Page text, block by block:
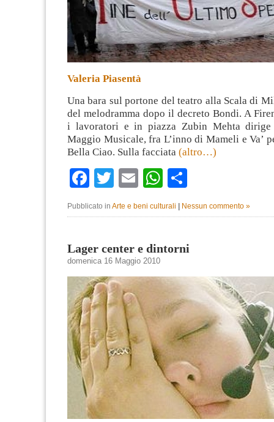
Valeria Piasentà
Una bara sul portone del teatro alla Scala di
del melodramma dopo il decreto Bondi. A
i lavoratori e in piazza Zubin Mehta dirige
Maggio Musicale, fra L’inno di Mameli e Va’
Bella Ciao. Sulla facciata (altro…)
Facebook
TwitterEmailWhatsApp
Pubblicato in Arte e beni culturali Nessun commento »
Lager center e dintorni
domenica 16 Maggio 2010